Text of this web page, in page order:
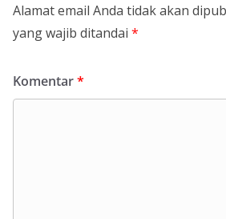
Alamat email Anda tidak akan
yang wajib ditandai *
Komentar*